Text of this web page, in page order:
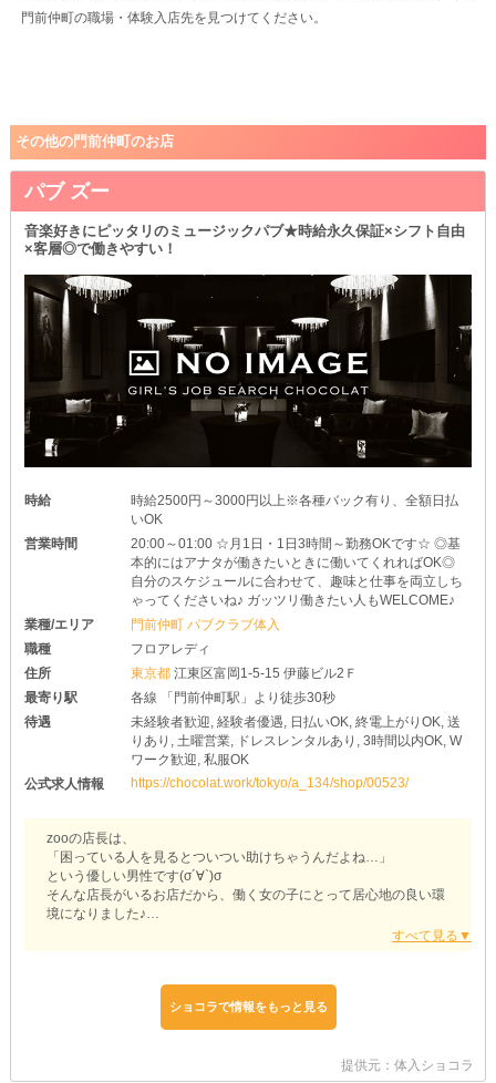
門前仲町の職場・体験入店先を見つけてください。
その他の門前仲町のお店
パブ ズー
音楽好きにピッタリのミュージックパブ★時給永久保証×シフト自由
×客層◎で働きやすい！
時給
時給2500円～3000円以上※各種バック有り、全額日払
いOK
営業時間
20:00～01:00 ☆月1日・1日3時間～勤務OKです☆ ◎基
本的にはアナタが働きたいときに働いてくれればOK◎
自分のスケジュールに合わせて、趣味と仕事を両立しち
ゃってくださいね♪ ガッツリ働きたい人もWELCOME♪
業種/エリア
門前仲町 パブクラブ体入
職種
フロアレディ
住所
東京都江東区富岡1-5-15 伊藤ビル2Ｆ
最寄り駅
各線 「門前仲町駅」より徒歩30秒
待遇
未経験者歓迎, 経験者優遇, 日払いOK, 終電上がりOK, 送
りあり, 土曜営業, ドレスレンタルあり, 3時間以内OK, W
ワーク歓迎, 私服OK
公式求人情報
https://chocolat.work/tokyo/a_134/shop/00523/
zooの店長は、
「困っている人を見るとついつい助けちゃうんだよね…」
という優しい男性です(σ´∀`)σ
そんな店長がいるお店だから、働く女の子にとって居心地の良い環
境になりました♪
時給は2,500円が永久保証！！
そこに高額バックがつくため、頑張ればどんどん稼げちゃいますよ
ショコラで情報をもっと見る
提供元：体入ショコラ